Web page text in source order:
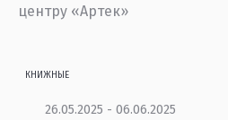
центру «Артек»
КНИЖНЫЕ
26.05.2025 - 06.06.2025